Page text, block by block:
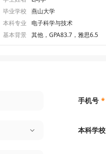
毕业学校
燕山大学
本科专业
电子科学与技术
基本背景
其他，GPA83.7，雅思6.5
手机号 *
本科学校